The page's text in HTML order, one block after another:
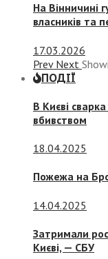
На Вінничині
власників та
17.03.2026
Prev Next
ПОДІЇ
В Києві
вбивством
18.04.2025
Пожежа на
14.04.2025
Затримали
Києві, — СБУ